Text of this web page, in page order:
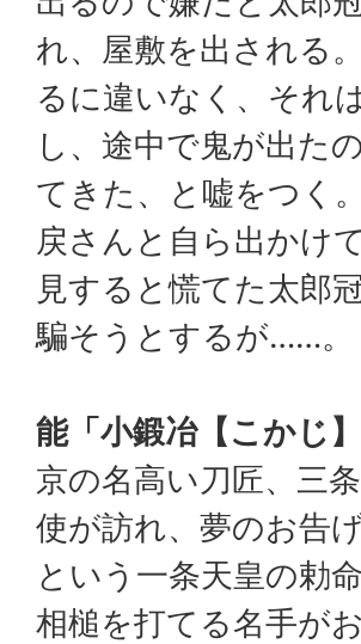
れ、屋敷を出される
るに違いなく、それ
し、途中で鬼が出た
てきた、と嘘をつく
戻さんと自ら出かけ
見すると慌てた太郎
騙そうとするが……。
能「小鍛冶【こかじ
京の名高い刀匠、三
使が訪れ、夢のお告
という一条天皇の勅
相槌を打てる名手が